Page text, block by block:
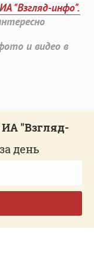
"Взгляд-инфо".
и видео в
"Взгляд-
день